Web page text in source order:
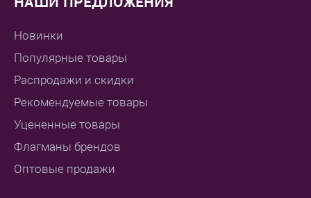
Новинки
Популярные товары
Распродажи и скидки
Рекомендуемые товары
Уцененные товары
Флагманы брендов
Оптовые продажи